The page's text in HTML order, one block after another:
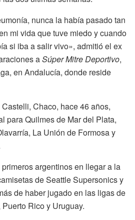
nunca la había pasado tan
mi vida que tuve miedo y cuando
si iba a salir vivo», admitió el ex
aSúper Mitre Deportivo,
en Andalucía, donde reside
Chaco, hace 46 años,
para Quilmes de Mar del Plata,
La Unión de Formosa y
argentinos en llegar a la
de Seattle Supersonics y
de haber jugado en las ligas de
Rico y Uruguay.